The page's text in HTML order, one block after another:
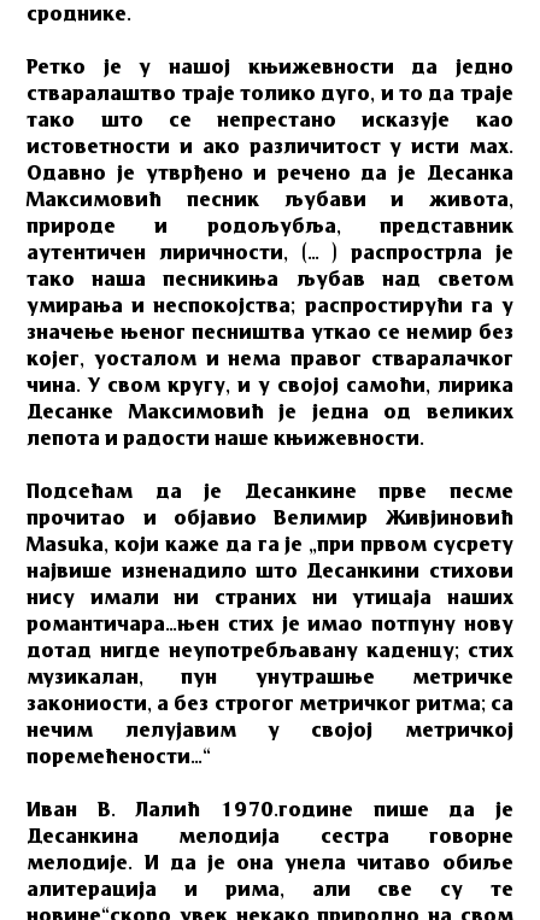
сроднике.
Ретко је у нашој књижевности да једно
стваралаштво траје толико дуго, и то да траје
тако што се непрестано исказује као
истоветности и ако различитост у исти мах.
Одавно је утврђено и речено да је Десанка
Максимовић песник љубави и живота,
природе и родољубља, представник
аутентичен лиричности, (… ) распрострла је
тако наша песникиња љубав над светом
умирања и неспокојства; распростирући га у
значење њеног песништва уткао се немир без
којег, уосталом и нема правог стваралачког
чина. У свом кругу, и у својој самоћи, лирика
Десанке Максимовић је једна од великих
лепота и радости наше књижевности.
Подсећам да је Десанкине прве песме
прочитао и објавио Велимир Живјиновић
Masuka, који каже да га је „при првом сусрету
највише изненадило што Десанкини стихови
нису имали ни страних ни утицаја наших
романтичара…њен стих је имао потпуну нову
дотад нигде неупотребљавану каденцу; стих
музикалан, пун унутрашње метричке
закониости, а без строгог метричког ритма; са
нечим лелујавим у својој метричкој
поремећености…“
Иван В. Лалић 1970.године пише да је
Десанкина мелодија сестра говорне
мелодије. И да је она унела читаво обиље
алитерација и рима, али све су те